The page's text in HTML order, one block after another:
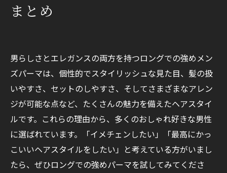
まとめ
男らしさとエレガンスの両方を持つロングでの強めメン
ズパーマは、個性的でスタイリッシュな見た目、髪の扱
いやすさ、セットのしやすさ、そしてさまざまなアレン
ジが可能な点など、たくさんの魅力を備えたヘアスタイ
ルです。これらの理由から、多くのおしゃれ好きな男性
に選ばれています。「イメチェンしたい」「最高にかっ
こいいヘアスタイルをしたい」と考えている方がいまし
たら、ぜひロングでの強めパーマを試してみてくださ